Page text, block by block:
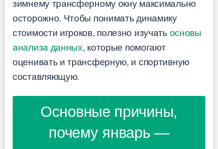
зимнему трансферному окну максимально
осторожно. Чтобы понимать динамику
стоимости игроков, полезно изучать основы
анализа данных, которые помогают
оценивать и трансферную, и спортивную
составляющую.
Основные причины,
почему январь —